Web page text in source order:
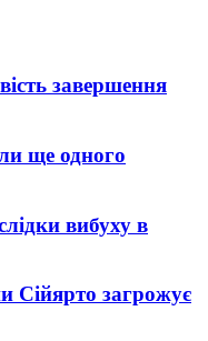
завершення
ще одного
вибуху в
загрожує